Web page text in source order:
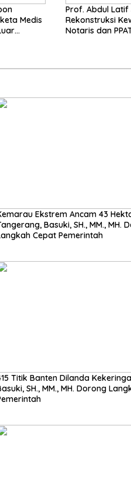
Medis
Prof. Abdul Latif
Rekonstruksi
Notaris dan
Ekstrem Ancam 43
Basuki, SH., MM., MH. Dorong
Cepat Pemerintah
Titik Banten Dilanda
SH., MM., MH. Dorong